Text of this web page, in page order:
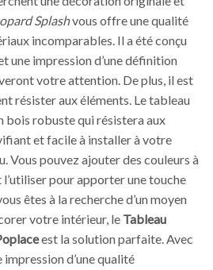
Splashvous offre une qualité
incomparables. Il a été conçu
une impression d’une définition
votre attention. De plus, il est
résister aux éléments. Le tableau
bois robuste qui résistera aux
et facile à installer à votre
Vous pouvez ajouter des couleurs à
l’utiliser pour apporter une touche
êtes à la recherche d’un moyen
votre intérieur, le Tableau
est la solution parfaite. Avec
d’une qualité